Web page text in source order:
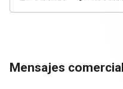
Mensajes